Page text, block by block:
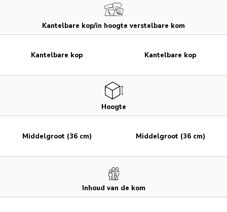
Kantelbare kop/in hoogte verstelbare kom
Hoogte
Inhoud van de kom
Kantelbare kop
Middelgroot (36 cm)
Kantelbare kop
Middelgroot (36 cm)